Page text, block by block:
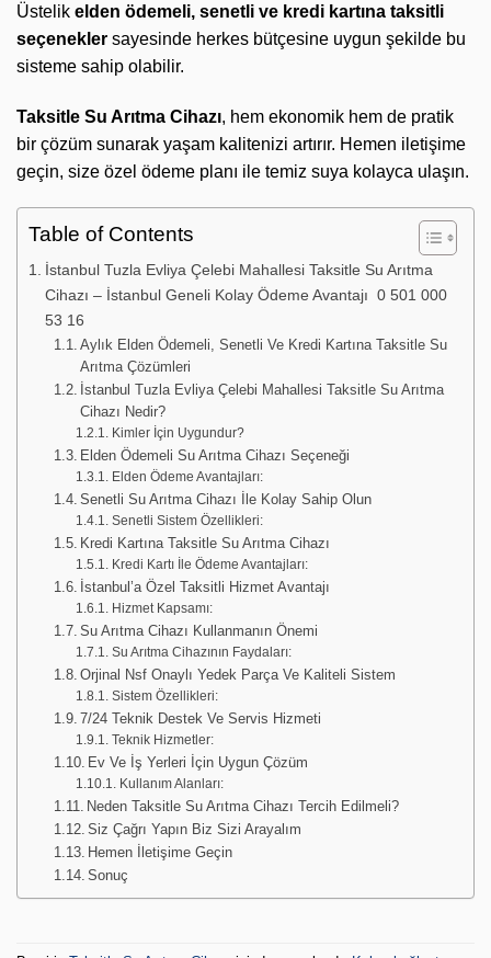
Üstelik elden ödemeli, senetli ve kredi kartına taksitli
seçenekler sayesinde herkes bütçesine uygun şekilde bu
sisteme sahip olabilir.
Taksitle Su Arıtma Cihazı, hem ekonomik hem de pratik
bir çözüm sunarak yaşam kalitenizi artırır. Hemen iletişime
geçin, size özel ödeme planı ile temiz suya kolayca ulaşın.
Table of Contents
İstanbul Tuzla Evliya Çelebi Mahallesi Taksitle Su Arıtma
Cihazı – İstanbul Geneli Kolay Ödeme Avantajı 0 501 000
53 16
Aylık Elden Ödemeli, Senetli Ve Kredi Kartına Taksitle Su
Arıtma Çözümleri
İstanbul Tuzla Evliya Çelebi Mahallesi Taksitle Su Arıtma
Cihazı Nedir?
Kimler İçin Uygundur?
Elden Ödemeli Su Arıtma Cihazı Seçeneği
Elden Ödeme Avantajları:
Senetli Su Arıtma Cihazı İle Kolay Sahip Olun
Senetli Sistem Özellikleri:
Kredi Kartına Taksitle Su Arıtma Cihazı
Kredi Kartı İle Ödeme Avantajları:
İstanbul’a Özel Taksitli Hizmet Avantajı
Hizmet Kapsamı:
Su Arıtma Cihazı Kullanmanın Önemi
Su Arıtma Cihazının Faydaları:
Orjinal Nsf Onaylı Yedek Parça Ve Kaliteli Sistem
Sistem Özellikleri:
7/24 Teknik Destek Ve Servis Hizmeti
Teknik Hizmetler:
Ev Ve İş Yerleri İçin Uygun Çözüm
Kullanım Alanları:
Neden Taksitle Su Arıtma Cihazı Tercih Edilmeli?
Siz Çağrı Yapın Biz Sizi Arayalım
Hemen İletişime Geçin
Sonuç